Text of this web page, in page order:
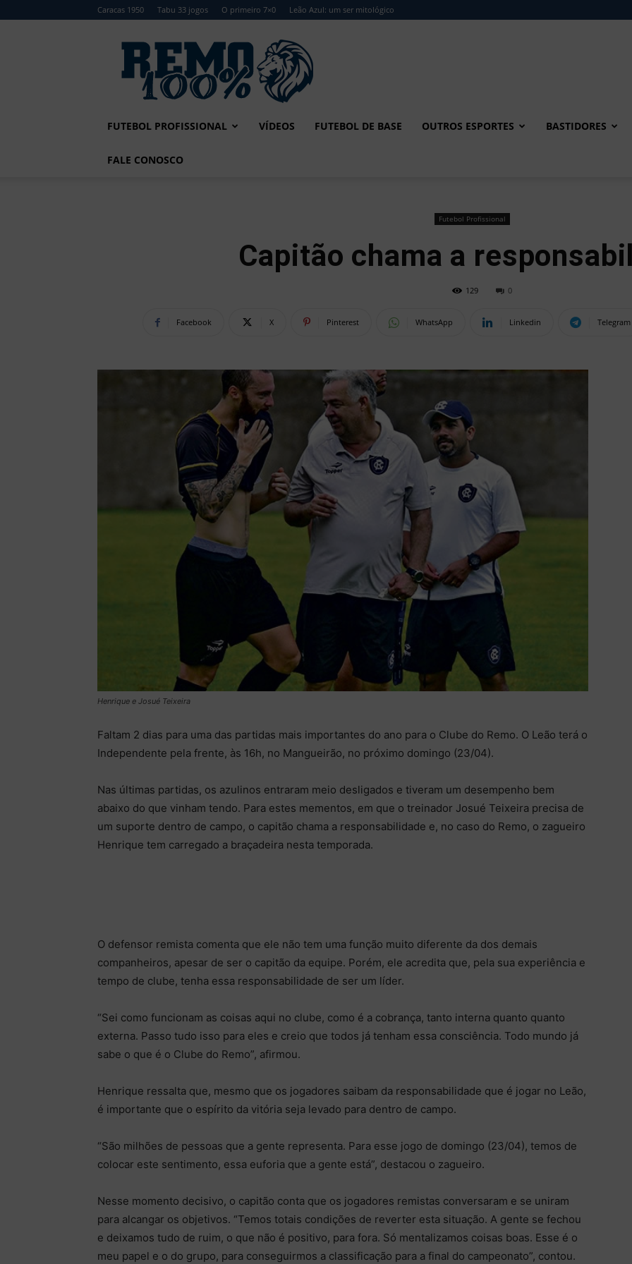
Caracas 1950 Tabu 33 jogos O primeiro 7×0 Leão Azul: um ser mitológico
Remo
FUTEBOL PROFISSIONAL VÍDEOS FUTEBOL DE BASE OUTROS ESPORTES BASTIDORES
FALE CONOSCO
Futebol Profissional
Capitão chama a
129 0
Facebook X Pinterest WhatsApp Linkedin Telegram
Henrique e Josué Teixeira
Faltam 2 dias para uma das partidas mais importantes do ano para o Clube do Remo. O Leão terá o
Independente pela frente, às 16h, no Mangueirão, no próximo domingo (23/04).
Nas últimas partidas, os azulinos entraram meio desligados e tiveram um desempenho bem
abaixo do que vinham tendo. Para estes mementos, em que o treinador Josué Teixeira precisa de
um suporte dentro de campo, o capitão chama a responsabilidade e, no caso do Remo, o zagueiro
Henrique tem carregado a braçadeira nesta temporada.
O defensor remista comenta que ele não tem uma função muito diferente da dos demais
companheiros, apesar de ser o capitão da equipe. Porém, ele acredita que, pela sua experiência e
tempo de clube, tenha essa responsabilidade de ser um líder.
“Sei como funcionam as coisas aqui no clube, como é a cobrança, tanto interna quanto quanto
externa. Passo tudo isso para eles e creio que todos já tenham essa consciência. Todo mundo já
sabe o que é o Clube do Remo”, afirmou.
Henrique ressalta que, mesmo que os jogadores saibam da responsabilidade que é jogar no Leão,
é importante que o espírito da vitória seja levado para dentro de campo.
“São milhões de pessoas que a gente representa. Para esse jogo de domingo (23/04), temos de
colocar este sentimento, essa euforia que a gente está”, destacou o zagueiro.
Nesse momento decisivo, o capitão conta que os jogadores remistas conversaram e se uniram
para alcangar os objetivos. “Temos totais condições de reverter esta situação. A gente se fechou
e deixamos tudo de ruim, o que não é positivo, para fora. Só mentalizamos coisas boas. Esse é o
meu papel e o do grupo, para conseguirmos a classificação para a final do campeonato”, contou.